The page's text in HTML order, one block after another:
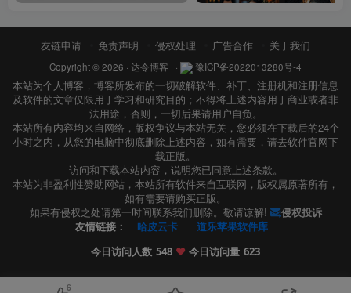
友链申请 免责声明 侵权处理 广告合作 关于我们
Copyright © 2026 · 达令博客 · 豫ICP备2022013280号-4
本站为个人博客，博客所发布的一切破解软件、补丁、注册机和注册信息
及软件的文章仅限用于学习和研究目的；不得将上述内容用于商业或者非
法用途，否则，一切后果请用户自负。
本站所有内容均来自网络，版权争议与本站无关，您必须在下载后的24个
小时之内，从您的电脑中彻底删除上述内容，如有需要，请去软件官网下
载正版。
访问和下载本站内容，说明您已同意上述条款。
本站为非盈利性赞助网站，本站所有软件来自互联网，版权属原著所有，
如有需要请购买正版。
如果有侵权之处请第一时间联系我们删除。敬请谅解!
侵权投诉
友情链接：
哈皮云卡 道乐苹果软件库
今日访问人数 548 ❤️ 今日访问量 623
6